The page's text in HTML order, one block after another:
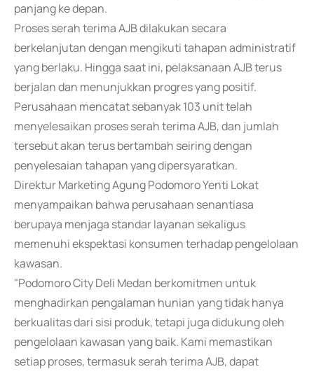
panjang ke depan.
Proses serah terima AJB dilakukan secara
berkelanjutan dengan mengikuti tahapan administratif
yang berlaku. Hingga saat ini, pelaksanaan AJB terus
berjalan dan menunjukkan progres yang positif.
Perusahaan mencatat sebanyak 103 unit telah
menyelesaikan proses serah terima AJB, dan jumlah
tersebut akan terus bertambah seiring dengan
penyelesaian tahapan yang dipersyaratkan.
Direktur Marketing Agung Podomoro Yenti Lokat
menyampaikan bahwa perusahaan senantiasa
berupaya menjaga standar layanan sekaligus
memenuhi ekspektasi konsumen terhadap pengelolaan
kawasan.
"Podomoro City Deli Medan berkomitmen untuk
menghadirkan pengalaman hunian yang tidak hanya
berkualitas dari sisi produk, tetapi juga didukung oleh
pengelolaan kawasan yang baik. Kami memastikan
setiap proses, termasuk serah terima AJB, dapat